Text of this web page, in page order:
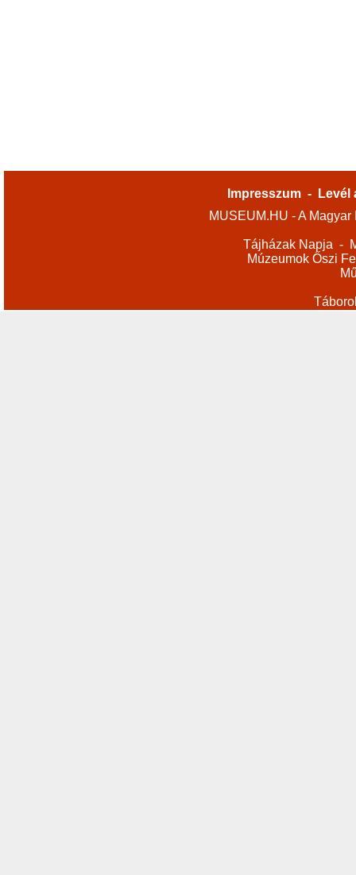
Impresszum -
Levél
MUSEUM.HU - A
Tájházak Napja -
Múzeumok Őszi